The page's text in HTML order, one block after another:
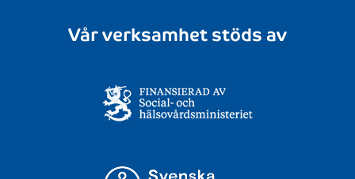
Vår verksamhet stöds av